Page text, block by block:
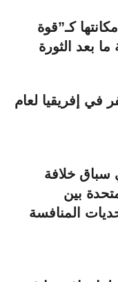
كـ”قوة
بعد الثورة
سفر في إفريقيا لعام
سباق خلافة
بين
المنافسة